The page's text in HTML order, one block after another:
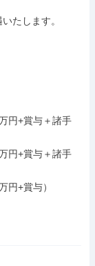
たします。
円+賞与＋諸手
円+賞与＋諸手
円+賞与）